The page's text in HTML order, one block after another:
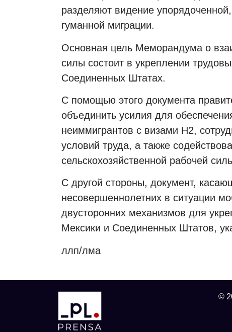
разделяют видение
гуманной миграции.
Основная цель Меморандума о
силы состоит в укреплении
Соединенных Штатах.
С помощью этого документа
объединить усилия для
неиммигрантов с визами H2,
условий труда, а также
сельскохозяйственной рабочей
С другой стороны, документ,
несовершеннолетних в ситуации
двусторонних механизмов для
Мексики и Соединенных Штатов,
ллп/лма
©